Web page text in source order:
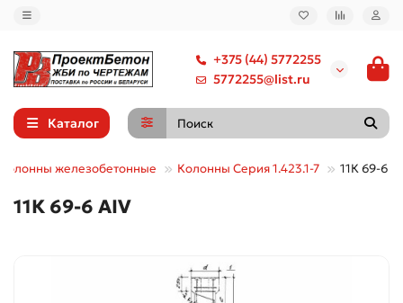
+375 (44) 5772255
5772255@list.ru
Каталог
Колонны железобетонные Колонны Серия 1.423.1-7 11К 69-6
11К 69-6 АIV